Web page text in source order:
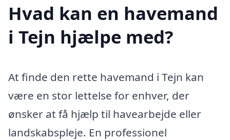
Hvad kan en havemand
i Tejn hjælpe med?
At finde den rette havemand i Tejn kan
være en stor lettelse for enhver, der
ønsker at få hjælp til havearbejde eller
landskabspleje. En professionel